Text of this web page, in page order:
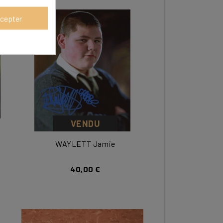
VENDU
WAYLETT Jamie
40,00 €